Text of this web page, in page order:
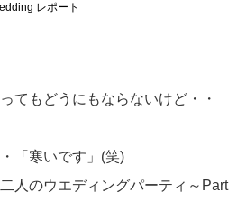
レポート
てもどうにもならないけど・・
「寒いです」(笑)
人のウエディングパーティ～Part